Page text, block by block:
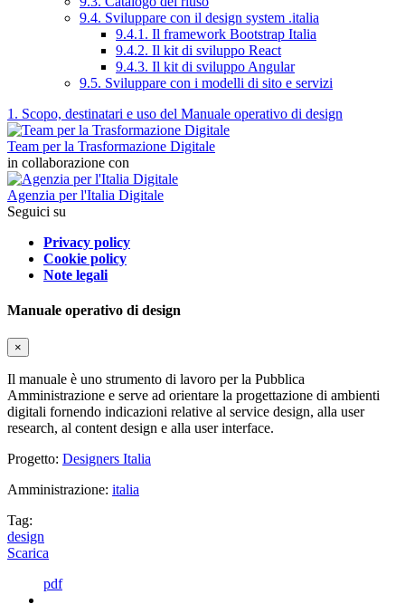
9.4. Sviluppare con il design system .italia
9.4.1. Il framework Bootstrap Italia
9.4.2. Il kit di sviluppo React
9.4.3. Il kit di sviluppo Angular
9.5. Sviluppare con i modelli di sito e servizi
1. Scopo, destinatari e uso del Manuale operativo di design
Team per la Trasformazione Digitale
in collaborazione con
Agenzia per l'Italia Digitale
Seguici su
Privacy policy
Cookie policy
Note legali
Manuale operativo di design
×
Il manuale è uno strumento di lavoro per la Pubblica
Amministrazione e serve ad orientare la progettazione di ambienti
digitali fornendo indicazioni relative al service design, alla user
research, al content design e alla user interface.
Progetto: Designers Italia
Amministrazione: italia
Tag:
design
Scarica
pdf